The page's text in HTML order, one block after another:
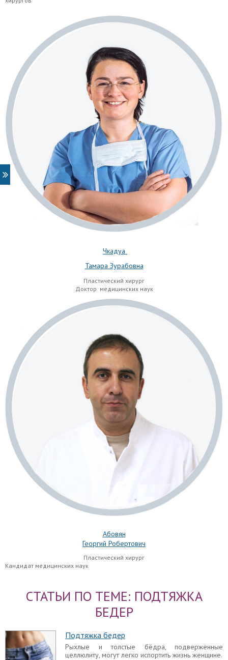
Чкадуа
Тамара Зурабовна
Пластический хирург
Доктор медицинских наук
Абовян
Георгий Робертович
Пластический хирург
Кандидат медицинских наук
СТАТЬИ ПО ТЕМЕ: ПОДТЯЖКА
БЕДЕР
Подтяжка бедер
Рыхлые и толстые бёдра, подверженные
целлюлиту, могут легко испортить жизнь женщине.